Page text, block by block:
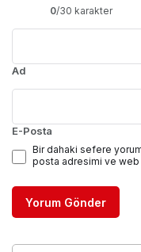
0/30 karakter
Ad
E-Posta
Bir dahaki sefere yorum
posta adresimi ve web
Yorum Gönder